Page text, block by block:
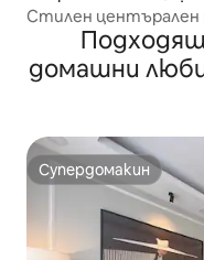
Стилен центърален
към града
домашни
Супердомакин
Супердомакин